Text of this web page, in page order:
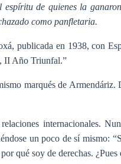
de quienes la
como panfletaria.
publicada en 1938, con
II Año Triunfal.”
marqués de Armendáriz.
internacionales.
un poco de sí mismo:
qué soy de derechas. ¿Pues